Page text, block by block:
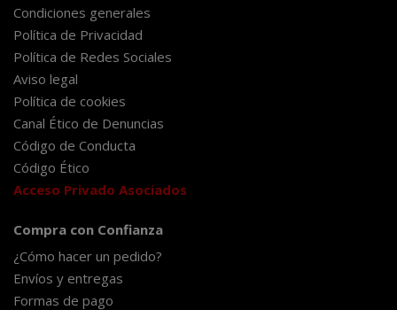
Condiciones generales
Política de Privacidad
Política de Redes Sociales
Aviso legal
Política de cookies
Canal Ético de Denuncias
Código de Conducta
Código Ético
Acceso Privado Asociados
Compra con Confianza
¿Cómo hacer un pedido?
Envíos y entregas
Formas de pago